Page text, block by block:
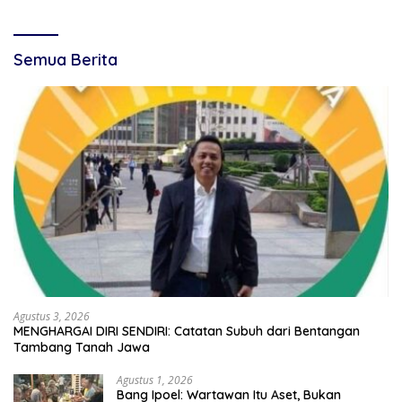
Semua Berita
Agustus 3, 2026
MENGHARGAI DIRI SENDIRI: Catatan Subuh dari Bentangan
Tambang Tanah Jawa
Agustus 1, 2026
Bang Ipoel: Wartawan Itu Aset, Bukan